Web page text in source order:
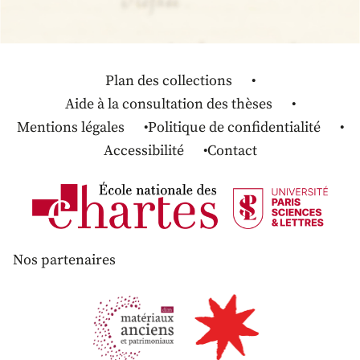
Plan des collections
Aide à la consultation des thèses
Mentions légales
Politique de confidentialité
Accessibilité
Contact
Nos partenaires